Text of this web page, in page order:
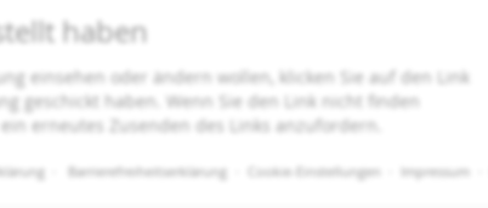
haben
einsehen oder ändern wollen, klicken Sie auf den Link
geschickt haben. Wenn Sie den Link nicht finden
erneutes Zusenden des Links anzufordern.
Barrierefreiheitserklärung Cookie-Einstellungen Impressum